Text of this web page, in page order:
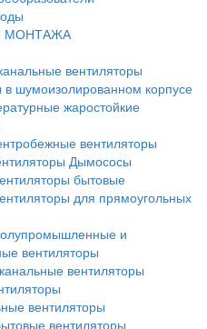
МОНТАЖА
вентиляторы
в шумоизолированном корпусе
жаростойкие
вентиляторы
Дымососы
бытовые
для прямоугольных
и
вентиляторы
вентиляторы
вентиляторы
вентиляторы